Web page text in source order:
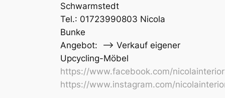
Schwarmstedt
Tel.: 01723990803 Nicola
Bunke
Angebot: –> Verkauf eigener
Upcycling-Möbel
https://www.facebook.com/
https://www.instagram.com/